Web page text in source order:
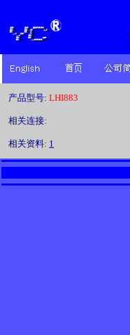
产品型号: LHI883
相关连接:
相关资料: 1